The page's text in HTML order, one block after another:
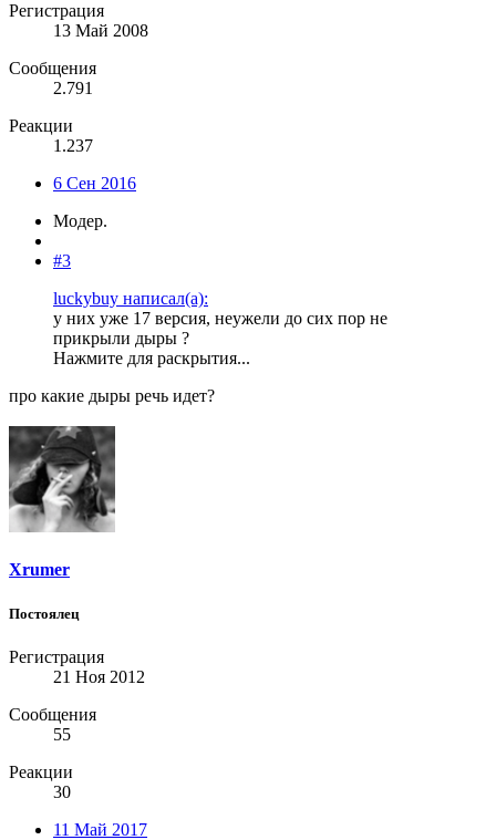
Регистрация
13 Май 2008
Сообщения
2.791
Реакции
1.237
6 Сен 2016
Модер.
#3
luckybuy написал(а):
у них уже 17 версия, неужели до сих пор не
прикрыли дыры ?
Нажмите для раскрытия...
про какие дыры речь идет?
Xrumer
Постоялец
Регистрация
21 Ноя 2012
Сообщения
55
Реакции
30
11 Май 2017